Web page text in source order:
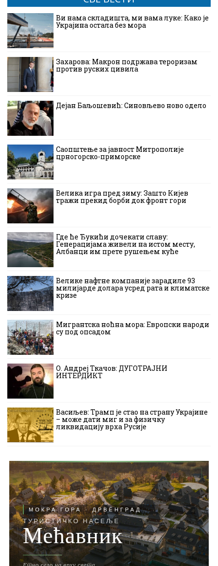
Ви нама складишта, ми вама луке: Како је
Украјина остала без мора
Захарова: Макрон подржава тероризам
против руских цивила
Дејан Баљошевић: Синовљево ново одело
Саопштење за јавност Митрополије
црногорско-приморске
Велика игра пред зиму: Зашто Кијев
тражи прекид борби док фронт гори
Где ће Ђукићи дочекати славу:
Генерацијама живели на истом месту,
Албанци им прете рушењем куће
Велике нафтне компаније зарадиле 93
милијарде долара усред рата и климатске
кризе
Мигрантска ноћна мора: Европски народи
су под опсадом
О. Андреј Ткачов: ДУГОТРАЈНИ
ИНТЕРДИКТ
Васиљев: Трамп је стао на страну Украјине
– може дати миг и за физичку
ликвидацију врха Русије